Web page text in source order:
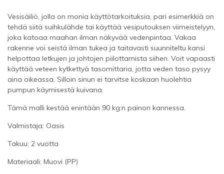
Vesisäiliö, jolla on monia käyttötarkoituksia, pari esimerkkiä on
tehdä siitä suihkulähde tai käyttää vesiputouksen viimeistelyyn,
joka katoaa maahan ilman näkyvää vedenpintaa. Vakaa
rakenne voi seistä ilman tukea ja taitavasti suunniteltu kansi
helpottaa letkujen ja johtojen piilottamista siihen. Voit vapaasti
käyttää veteen kytkettyä tasomittaria, jotta veden taso pysyy
aina oikeassa. Silloin sinun ei tarvitse koskaan huolehtia
pumpun käymisestä kuivana.
Tämä malli kestää enintään 90 kg:n painon kannessa.
Valmistaja: Oasis
Takuu: 2 vuotta
Materiaali: Muovi (PP)